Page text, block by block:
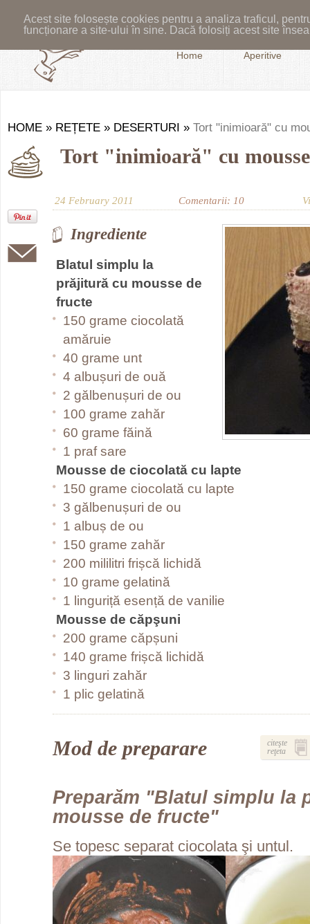
Acest site folosește cookies pentru a analiza traficul,
funcționare a site-ului în sine. Dacă folosiți acest site
Home Aperitive
HOME » REȚETE » DESERTURI » Tort "inimioară" cu
Tort "inimioară" cu
24 February 2011 Comentarii: 10
Ingrediente
Blatul simplu la
prăjitură cu mousse de
fructe
150 grame ciocolată
amăruie
40 grame unt
4 albușuri de ouă
2 gălbenușuri de ou
100 grame zahăr
60 grame făină
1 praf sare
Mousse de ciocolată cu lapte
150 grame ciocolată cu lapte
3 gălbenușuri de ou
1 albuș de ou
150 grame zahăr
200 mililitri frișcă lichidă
10 grame gelatină
1 linguriță esență de vanilie
Mousse de căpşuni
200 grame căpșuni
140 grame frișcă lichidă
3 linguri zahăr
1 plic gelatină
Mod de preparare
citeşte
reţeta
Preparăm "Blatul simplu la
mousse de fructe"
Se topesc separat ciocolata şi untul.